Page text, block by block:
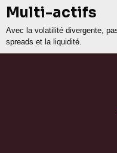
Multi-actifs
Avec la volatilité divergente,
spreads et la liquidité.